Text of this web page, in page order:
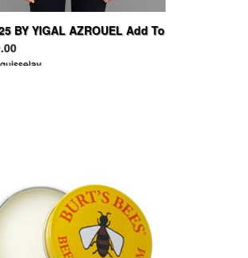
BY YIGAL AZROUEL Add To
Draped Matte Top
guisselav